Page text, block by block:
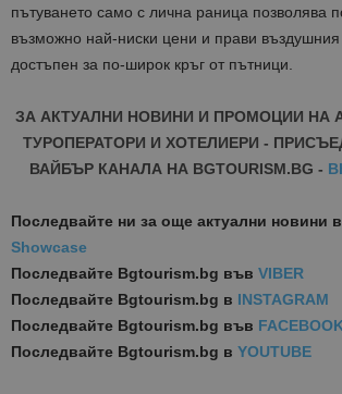
пътуването само с лична раница позволява
възможно най-ниски цени и прави въздушния
достъпен за по-широк кръг от пътници.
ЗА АКТУАЛНИ НОВИНИ И ПРОМОЦИИ НА
ТУРОПЕРАТОРИ И ХОТЕЛИЕРИ -
ВАЙБЪР КАНАЛА НА BGTOURISM.BG -
Последвайте ни за още актуални новини в
Showcase
Последвайте Bgtourism.bg във VIBER
Последвайте Bgtourism.bg в INSTAGRAM
Последвайте Bgtourism.bg във
Последвайте Bgtourism.bg в YOUTUBE